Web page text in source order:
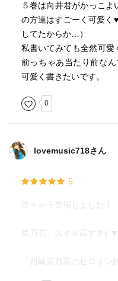
５巻は向井君がかっこ
の方達はすごーく可愛く
してたからか…）
私書いてみても全然可
前っちゃあ当たり前な
可愛く書きたいです。
0
lovemusic718さん
5
新キャラ登場しました！
菜乃花、スキル高すぎ(´▼
「西崎菜乃花のヒロイ